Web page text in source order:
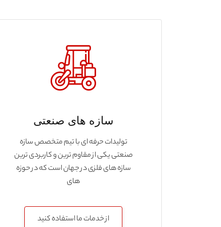
سازه های صنعتی
تولیدات حرفه ای با تیم متخصص سازه
صنعتی یکی از مقاوم ترین و کاربردی ترین
سازه های فلزی در جهان است که در حوزه
های
از خدمات ما استفاده کنید